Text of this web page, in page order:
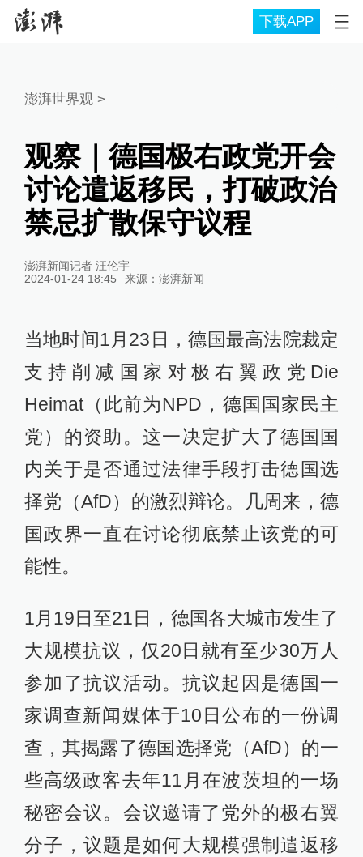
下载APP
澎湃世界观>
观察｜德国极右政党开会
讨论遣返移民，打破政治
禁忌扩散保守议程
澎湃新闻记者 汪伦宇
2024-01-24 18:45
来源： 澎湃新闻
当地时间1月23日，德国最高法院裁定
支持削减国家对极右翼政党Die
Heimat（此前为NPD，德国国家民主
党）的资助。这一决定扩大了德国国
内关于是否通过法律手段打击德国选
择党（AfD）的激烈辩论。几周来，德
国政界一直在讨论彻底禁止该党的可
能性。
1月19日至21日，德国各大城市发生了
大规模抗议，仅20日就有至少30万人
参加了抗议活动。抗议起因是德国一
家调查新闻媒体于10日公布的一份调
查，其揭露了德国选择党（AfD）的一
些高级政客去年11月在波茨坦的一场
秘密会议。会议邀请了党外的极右翼
分子，议题是如何大规模强制遣返移